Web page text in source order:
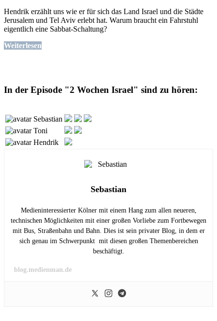
Hendrik erzählt uns wie er für sich das Land Israel und die Städte
Jerusalem und Tel Aviv erlebt hat. Warum braucht ein Fahrstuhl
eigentlich eine Sabbat-Schaltung?
Weiterlesen
In der Episode "2 Wochen Israel" sind zu hören:
Sebastian
Toni
Hendrik
Sebastian
Medieninteressierter Kölner mit einem Hang zum allen neueren,
technischen Möglichkeiten mit einer großen Vorliebe zum Fortbewegen
mit Bus, Straßenbahn und Bahn. Dies ist sein privater Blog, in dem er
sich genau im Schwerpunkt mit diesen großen Themenbereichen
beschäftigt.
blog.medienman.de